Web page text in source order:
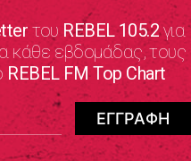
τουREBEL 105.2για
κάθε εβδομάδας, τους
REBEL FM Top Chart